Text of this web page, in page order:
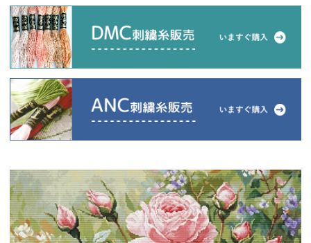
当店について
よくあるご質問
ご利用ガイド
返品特約について
新規会員登録